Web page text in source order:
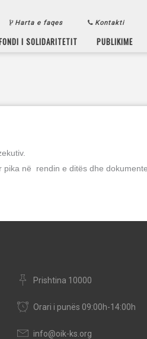
Harta e faqes Kontakti
I SOLIDARITETIT PUBLIKIME
në rendin e ditës dhe
Prishtina 10000
Orari i punës 09:00h-14:00h
info@oik-ks.org